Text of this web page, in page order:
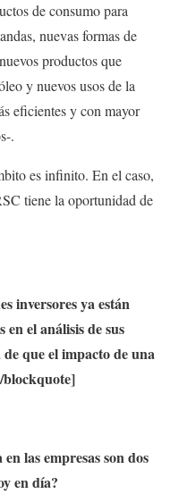
de consumo para
nuevas formas de
productos que
y nuevos usos de la
eficientes y con mayor
.
es infinito. En el caso,
tiene la oportunidad de
inversores ya están
el análisis de sus
que el impacto de una
blockquote]
las empresas son dos
en día?